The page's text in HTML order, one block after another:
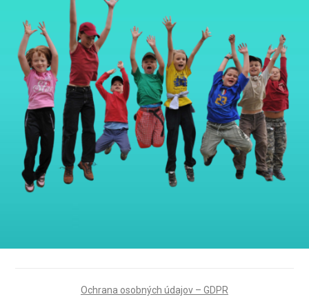
Ochrana osobných údajov – GDPR